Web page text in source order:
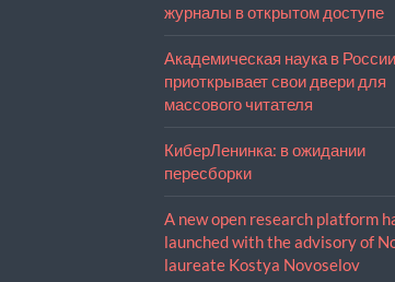
журналы в открытом доступе
Академическая наука в России
приоткрывает свои двери для
массового читателя
КиберЛенинка: в ожидании
пересборки
A new open research platform
launched with the advisory of
laureate Kostya Novoselov